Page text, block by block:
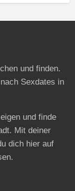
und finden.
Sexdates in
und finde
Mit deiner
dich hier auf